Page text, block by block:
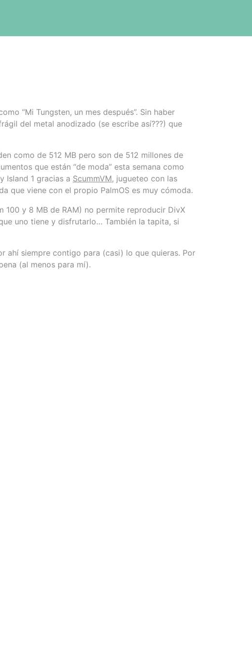
“Mi Tungsten, un mes después”. Sin haber
del metal anodizado (se escribe así???) que
como de 512 MB pero son de 512 millones de
que están “de moda” esta semana como
Island 1 gracias a ScummVM, jugueteo con las
que viene con el propio PalmOS es muy cómoda.
100 y 8 MB de RAM) no permite reproducir DivX
uno tiene y disfrutarlo… También la tapita, si
ahí siempre contigo para (casi) lo que quieras. Por
(al menos para mí).